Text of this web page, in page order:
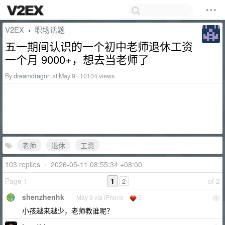
V2EX › 职场话题
五一期间认识的一个初中老师退休工资
一个月 9000+，想去当老师了
Bydreamdragon at May 9 · 10104 views
老师 退休
工资
103 replies • 2026-05-11 08:55:34 +08:00
Page 1
of 2
1 2
1
shenzhenhk May 9 via iPhone 5
小孩越来越少，老师教谁呢？